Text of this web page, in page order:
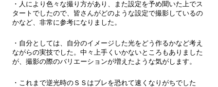
・人により色々な撮り方があり、また設定を予め聞いた上でス
タートでしたので、皆さんがどのような設定で撮影しているの
かなど、非常に参考になりました。
・自分としては、自分のイメージした光をどう作るかなど考え
ながらの実技でした。中々上手くいかないところもありました
が、撮影の際のバリエーションが増えたような気がします。
・これまで逆光時のＳＳはブレを恐れて速くなりがちでした